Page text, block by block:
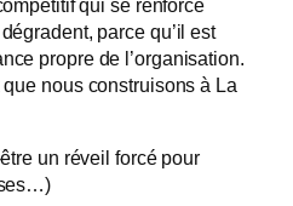
qui se renforce
parce qu’il est
propre de l’organisation.
nous construisons à La
un réveil forcé pour